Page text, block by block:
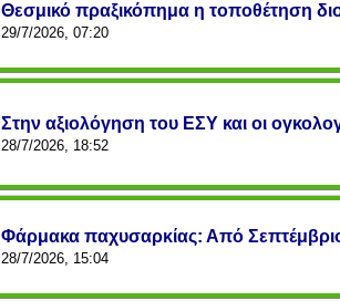
Θεσμικό πραξικόπημα η τοποθέτηση
29/7/2026, 07:20
Στην αξιολόγηση του ΕΣΥ και οι
28/7/2026, 18:52
Φάρμακα παχυσαρκίας: Από
28/7/2026, 15:04